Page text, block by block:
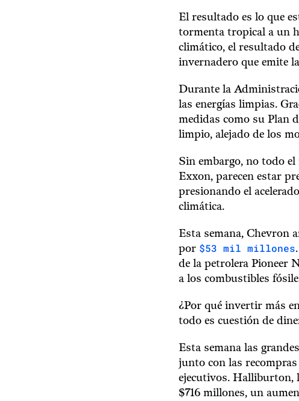
El resultado es lo que
tormenta tropical a un
climático, el resultado
invernadero que emite
Durante la
las energías limpias.
medidas como su Plan
limpio, alejado de los
Sin embargo, no todo
Exxon, parecen estar
presionando el
climática.
Esta semana, Chevron
por $53 mil millones
de la petrolera Pioneer
a los combustibles
¿Por qué invertir más
todo es cuestión de
Esta semana las
junto con las
ejecutivos. Halliburton,
$716 millones, un